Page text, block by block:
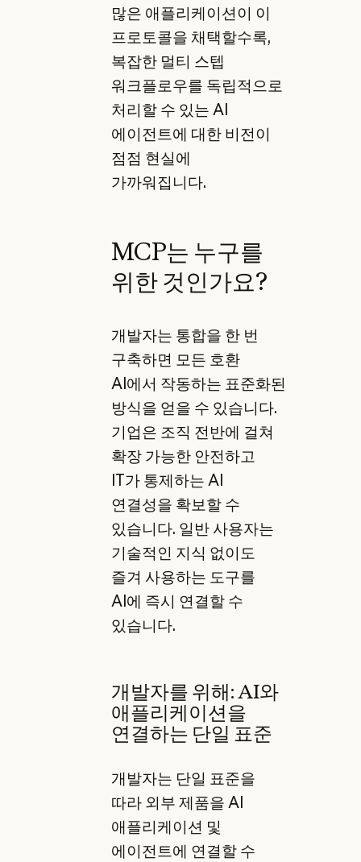
많은 애플리케이션이 이
프로토콜을 채택할수록,
복잡한 멀티 스텝
워크플로우를 독립적으로
처리할 수 있는 AI
에이전트에 대한 비전이
점점 현실에
가까워집니다.
MCP는 누구를
위한 것인가요?
개발자는 통합을 한 번
구축하면 모든 호환
AI에서 작동하는 표준화된
방식을 얻을 수 있습니다.
기업은 조직 전반에 걸쳐
확장 가능한 안전하고
IT가 통제하는 AI
연결성을 확보할 수
있습니다. 일반 사용자는
기술적인 지식 없이도
즐겨 사용하는 도구를
AI에 즉시 연결할 수
있습니다.
개발자를 위해: AI와
애플리케이션을
연결하는 단일 표준
개발자는 단일 표준을
따라 외부 제품을 AI
애플리케이션 및
에이전트에 연결할 수